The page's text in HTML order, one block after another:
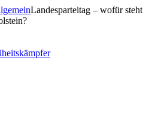
Landesparteitag – wofür steht